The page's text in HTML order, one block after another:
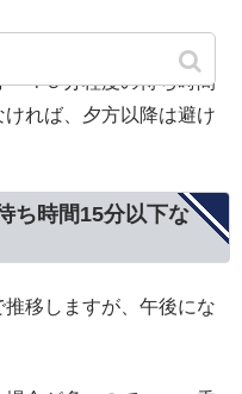
４５分程度の待ち時間
れば、夕方以降は避け
ち時間15分以下な
移しますが、午後にな